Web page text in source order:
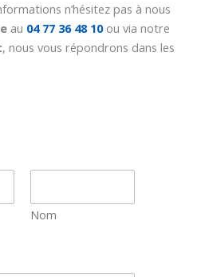
n’hésitez pas à nous
au 04 77 36 48 10 ou via notre
, nous vous répondrons dans les
Nom